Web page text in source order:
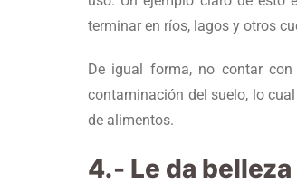
terminar en ríos, lagos y otros
De igual forma, no contar
contaminación del suelo, lo
de alimentos.
4.- Le da